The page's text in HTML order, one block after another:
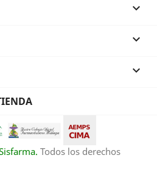



Todos los derechos